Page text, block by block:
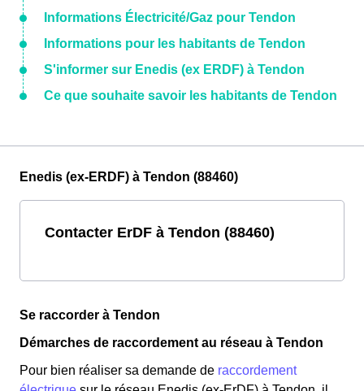
Informations Électricité/Gaz pour Tendon
Informations pour les habitants de Tendon
S'informer sur Enedis (ex ERDF) à Tendon
Ce que souhaite savoir les habitants de Tendon
Enedis (ex-ERDF) à Tendon (88460)
Contacter ErDF à Tendon (88460)
Se raccorder à Tendon
Démarches de raccordement au réseau à Tendon
Pour bien réaliser sa demande de raccordement